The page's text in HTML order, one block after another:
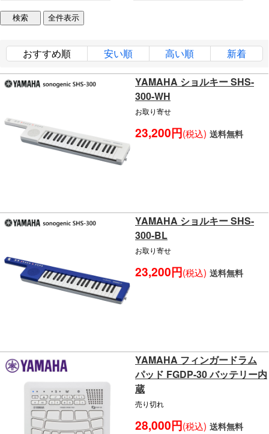
おすすめ順 安い順 高い順 新着
YAMAHA ショルキー SHS-
300-WH
お取り寄せ
23,200円(税込) 送料無料
YAMAHA ショルキー SHS-
300-BL
お取り寄せ
23,200円(税込) 送料無料
YAMAHA フィンガードラム
パッド FGDP-30 バッテリー内
蔵
売り切れ
28,000円(税込) 送料無料